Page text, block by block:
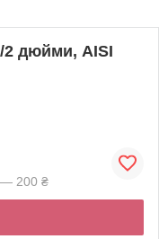
2 дюйми, AISI
— 200 ₴